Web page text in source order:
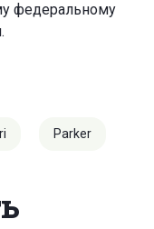
федеральному
Parker